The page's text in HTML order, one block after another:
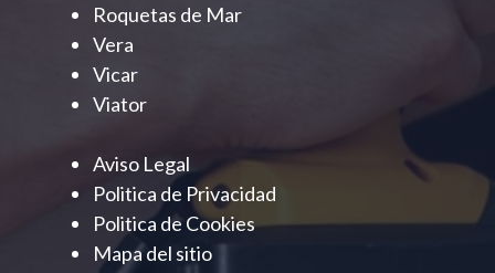
Roquetas de Mar
Vera
Vicar
Viator
Aviso Legal
Politica de Privacidad
Politica de Cookies
Mapa del sitio